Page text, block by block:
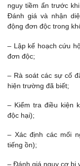
nguy tiềm ẩn trước
Đánh giá và nhận
động đơn độc trong
– Lập kế hoạch cứu
đơn độc;
– Rà soát các sự cố
hiện trường đã biết;
– Kiểm tra điều kiện
độc hại);
– Xác định các mối
tiếng ồn);
– Đánh giá nguy cơ bị